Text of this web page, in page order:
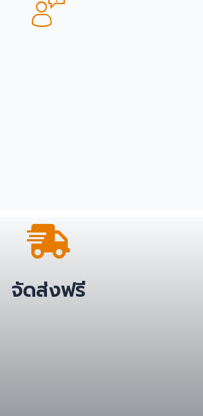
จัดส่งฟรี